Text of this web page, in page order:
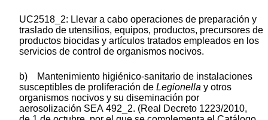
UC2518_2: Llevar a cabo operaciones de preparación y
traslado de utensilios, equipos, productos, precursores de
productos biocidas y artículos tratados empleados en los
servicios de control de organismos nocivos.
b) Mantenimiento higiénico-sanitario de instalaciones
susceptibles de proliferación de Legionella y otros
organismos nocivos y su diseminación por
aerosolización SEA 492_2. (Real Decreto 1223/2010,